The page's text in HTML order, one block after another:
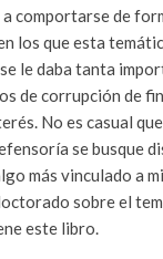
comportarse de
los que esta
le daba tanta
de corrupción de
No es casual
se busque
más vinculado a
sobre el
este libro.